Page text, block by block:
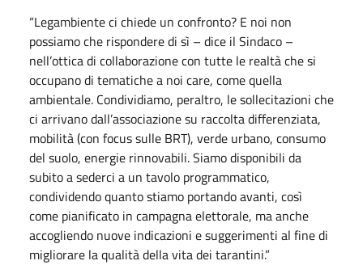
“Legambiente ci chiede un confronto? E noi non
possiamo che rispondere di sì – dice il Sindaco –
nell’ottica di collaborazione con tutte le realtà che si
occupano di tematiche a noi care, come quella
ambientale. Condividiamo, peraltro, le sollecitazioni che
ci arrivano dall’associazione su raccolta differenziata,
mobilità (con focus sulle BRT), verde urbano, consumo
del suolo, energie rinnovabili. Siamo disponibili da
subito a sederci a un tavolo programmatico,
condividendo quanto stiamo portando avanti, così
come pianificato in campagna elettorale, ma anche
accogliendo nuove indicazioni e suggerimenti al fine di
migliorare la qualità della vita dei tarantini.”